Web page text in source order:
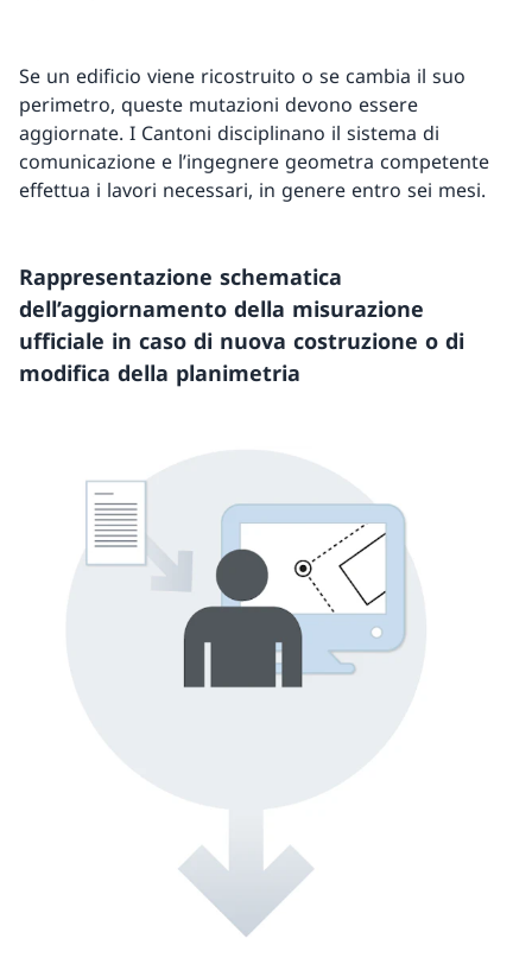
Se un edificio viene ricostruito o se cambia il suo
perimetro, queste mutazioni devono essere
aggiornate. I Cantoni disciplinano il sistema di
comunicazione e l’ingegnere geometra competente
effettua i lavori necessari, in genere entro sei mesi.
Rappresentazione schematica
dell’aggiornamento della misurazione
ufficiale in caso di nuova costruzione o di
modifica della planimetria